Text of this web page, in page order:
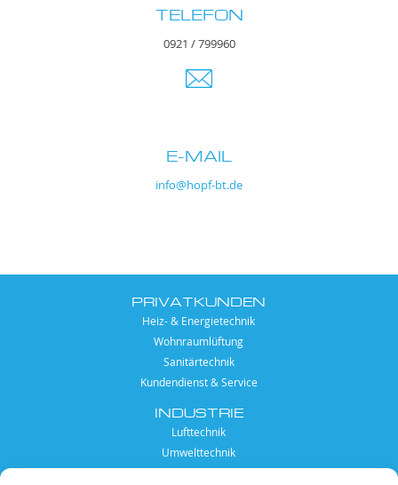
TELEFON
0921 / 799960
E-MAIL
info@hopf-bt.de
PRIVATKUNDEN
Heiz- & Energietechnik
Wohnraumlüftung
Sanitärtechnik
Kundendienst & Service
INDUSTRIE
Lufttechnik
Umwelttechnik
Anlagen- und Apparatebau